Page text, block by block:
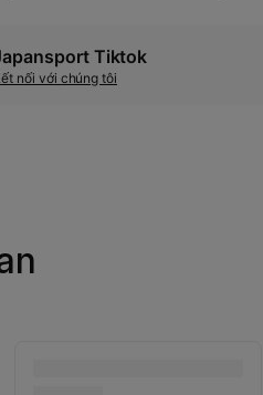
Tiktok
nối với chúng tôi